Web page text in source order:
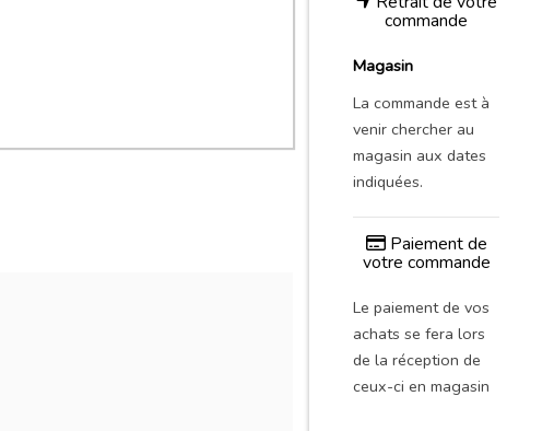
commande
Magasin
La commande est à
venir chercher au
magasin aux dates
indiquées.
Paiement de
votre commande
Le paiement de vos
achats se fera lors
de la réception de
ceux-ci en magasin